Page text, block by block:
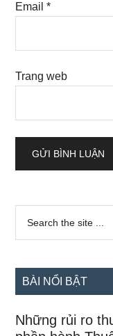
Email*
Trang web
Sidebar
chính
...
BÀI NỔI BẬT
Những rủi ro